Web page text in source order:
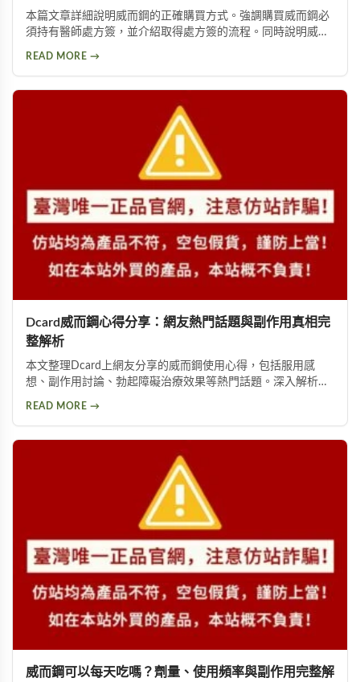
本篇文章詳細說明威而鋼的正確購買方式。強調購買威而鋼必
須持有醫師處方簽，並介紹取得處方簽的流程。同時說明威而
READ MORE →
Dcard威而鋼心得分享：網友熱門話題與副作用真相完
整解析
本文整理Dcard上網友分享的威而鋼使用心得，包括服用感
想、副作用討論、勃起障礙治療效果等熱門話題。深入解析西
READ MORE →
威而鋼可以每天吃嗎？劑量、使用頻率與副作用完整解